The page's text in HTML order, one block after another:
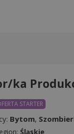
ka
STARTER
Bytom,
Śląskie